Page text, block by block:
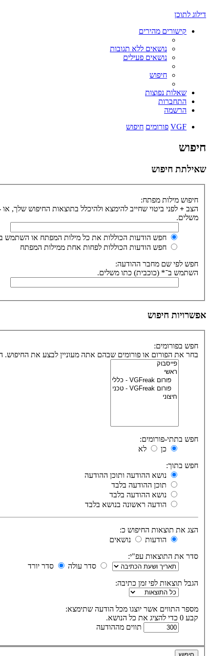
דילוג לתוכן
קישורים מהירים
נושאים ללא תגובות
נושאים פעילים
חיפוש
שאלות נפוצות
התחברות
הרשמה
VGF פורומים חיפוש
חיפוש
שאילתת חיפוש
חיפוש מילות מפתח:
הצב + לפני ביטוי שחייב להימצא ולהיכלל בתוצאות החיפוש שלך, או
משלים.
חפש הודעות הכוללות את כל מילות המפתח או השתמש
חפש הודעות הכוללות לפחות אחת ממילות המפתח
חפש לפי שם מחבר ההודעה:
השתמש ב־* (כוכבית) כתו משלים.
אפשרויות חיפוש
חפש בפורומים:
בחר את הפורום או פורומים שבהם אתה מעוניין לבצע את
חפש בתתי-פורומים:
כן
לא
חפש בתוך:
נושא ההודעה ותוכן ההודעה
תוכן ההודעה בלבד
נושא ההודעה בלבד
הודעה ראשונה בנושא בלבד
הצג את תוצאות החיפוש כ:
הודעות
נושאים
סדר את התוצאות עפ"י:
סדר עולה
סדר יורד
הגבל תוצאות לפי זמן כתיבה:
מספר התווים אשר יוצגו מכל הודעה שתימצא:
קבע 0 כדי להציג את כל הנושא.
תווים מההודעה